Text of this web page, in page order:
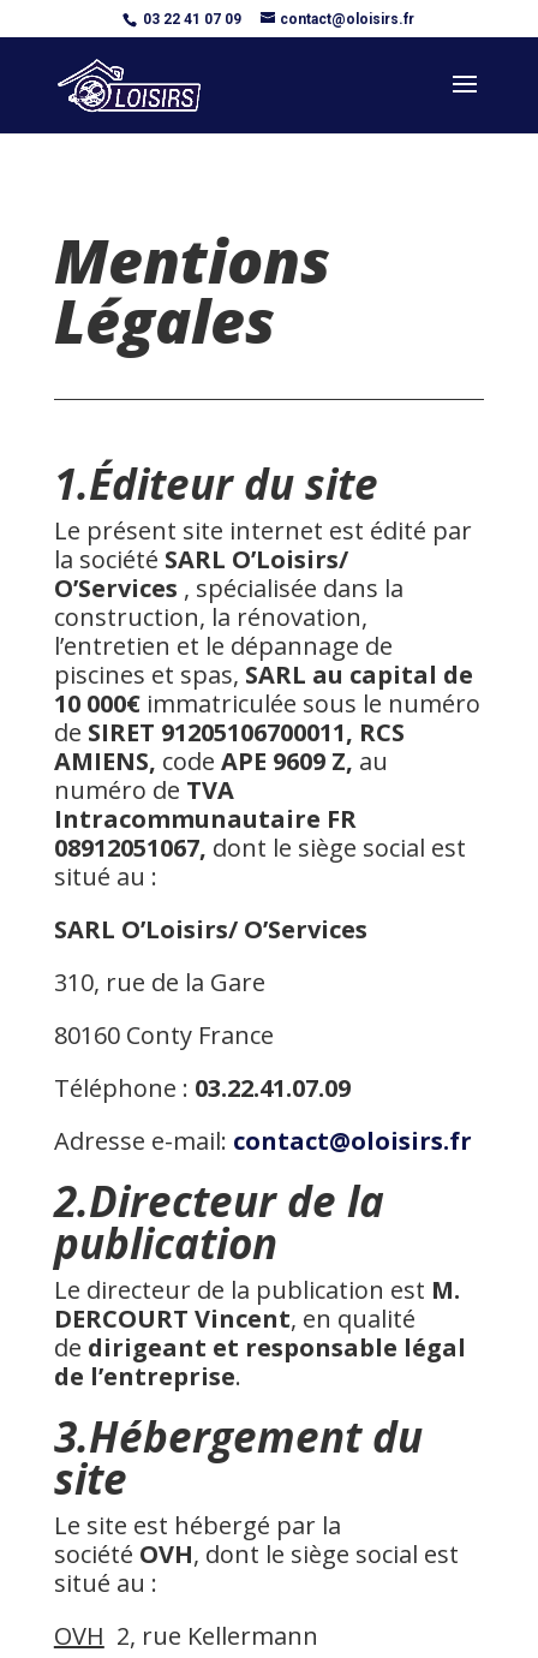
03 22 41 07 09 contact@oloisirs.fr
Mentions
Légales
1.Éditeur du site
Le présent site internet est édité par
la société SARL O’Loisirs/
O’Services , spécialisée dans la
construction, la rénovation,
l’entretien et le dépannage de
piscines et spas, SARL au capital de
10 000€immatriculée sous le numéro
de SIRET 91205106700011, RCS
AMIENS, code APE 9609 Z, au
numéro de TVA
Intracommunautaire FR
08912051067, dont le siège social est
situé au :
SARL O’Loisirs/ O’Services
310, rue de la Gare
80160 Conty France
Téléphone : 03.22.41.07.09
Adresse e-mail: contact@oloisirs.fr
2.Directeur de la
publication
Le directeur de la publication est M.
DERCOURT Vincent, en qualité
de dirigeant et responsable légal
de l’entreprise.
3.Hébergement du
site
Le site est hébergé par la
société OVH, dont le siège social est
situé au :
OVH 2, rue Kellermann